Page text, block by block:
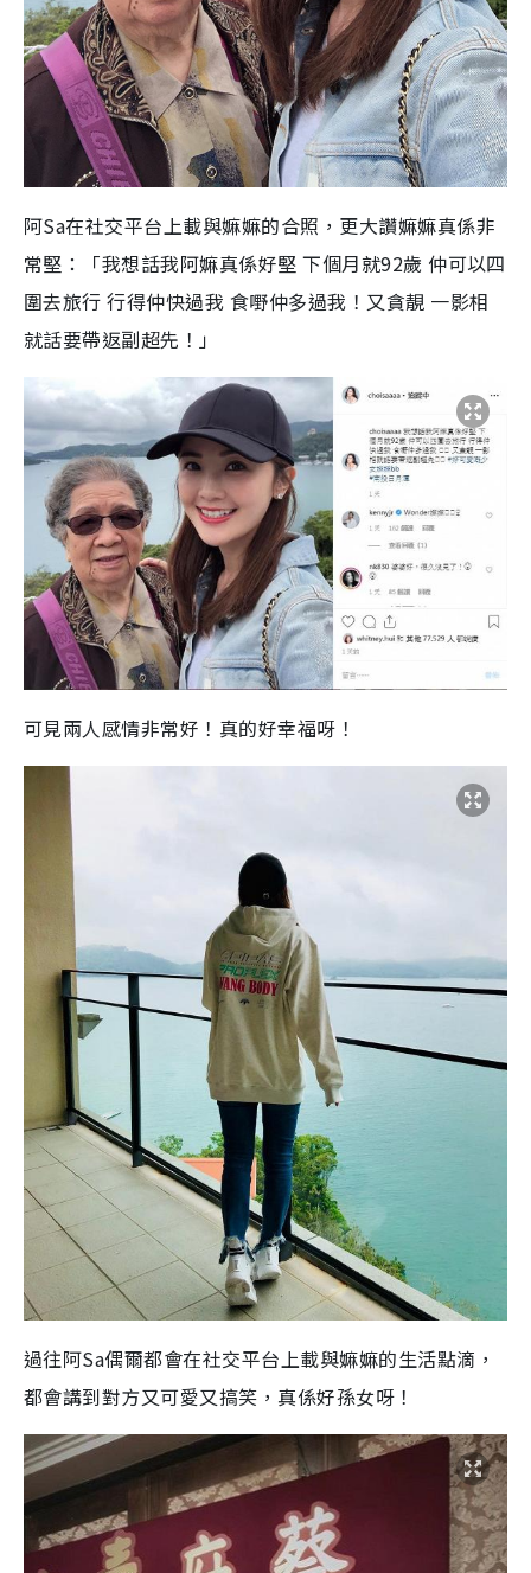
阿Sa在社交平台上載與嫲嫲的合照，更大讚嫲嫲真係非
常堅：「我想話我阿嫲真係好堅 下個月就92歲 仲可以四
圍去旅行 行得仲快過我 食嘢仲多過我！又貪靚 一影相
就話要帶返副超先！」
可見兩人感情非常好！真的好幸福呀！
過往阿Sa偶爾都會在社交平台上載與嫲嫲的生活點滴，
都會講到對方又可愛又搞笑，真係好孫女呀！